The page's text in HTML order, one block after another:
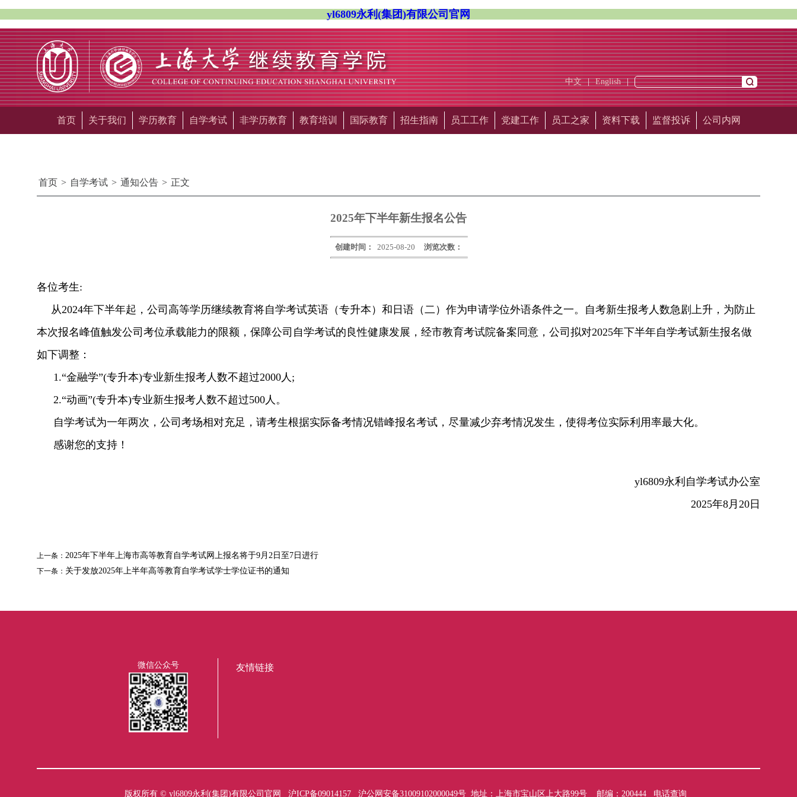
yl6809永利(集团)有限公司官网
中文 | English |
首页 关于我们 学历教育 自学考试 非学历教育 教育培训 国际教育 招生指南 员工工作 党建工作 员工之家 资料下载 监督投诉 公司内网
首页 > 自学考试 > 通知公告 > 正文
2025年下半年新生报名公告
创建时间： 2025-08-20 浏览次数：
各位考生:
从2024年下半年起，公司高等学历继续教育将自学考试英语（专升本）和日语（二）作为申请学位外语条件之一。自考新生报考人数急剧上升，为防止
本次报名峰值触发公司考位承载能力的限额，保障公司自学考试的良性健康发展，经市教育考试院备案同意，公司拟对2025年下半年自学考试新生报名做
如下调整：
1.“金融学”(专升本)专业新生报考人数不超过2000人;
2.“动画”(专升本)专业新生报考人数不超过500人。
自学考试为一年两次，公司考场相对充足，请考生根据实际备考情况错峰报名考试，尽量减少弃考情况发生，使得考位实际利用率最大化。
感谢您的支持！
yl6809永利自学考试办公室
2025年8月20日
上一条： 2025年下半年上海市高等教育自学考试网上报名将于9月2日至7日进行
下一条： 关于发放2025年上半年高等教育自学考试学士学位证书的通知
微信公众号 友情链接
版权所有 © yl6809永利(集团)有限公司官网 沪ICP备09014157 沪公网安备31009102000049号 地址：上海市宝山区上大路99号 邮编：200444 电话查询